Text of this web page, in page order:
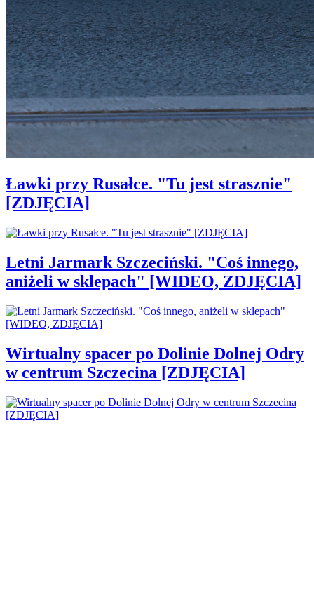
Ławki przy Rusałce. "Tu jest strasznie"
[ZDJĘCIA]
Letni Jarmark Szczeciński. "Coś innego,
aniżeli w sklepach" [WIDEO, ZDJĘCIA]
Wirtualny spacer po Dolinie Dolnej Odry
w centrum Szczecina [ZDJĘCIA]